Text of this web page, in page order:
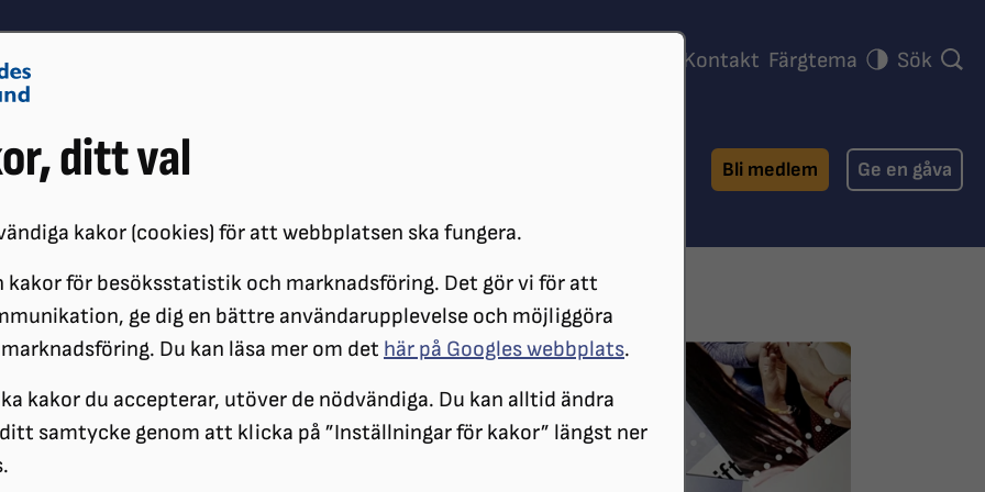
ditt val
kakor (cookies) för att webbplatsen ska fungera.
kakor för besöksstatistik och marknadsföring. Det gör vi för att
ge dig en bättre användarupplevelse och möjliggöra
Du kan läsa mer om det här på Googles webbplats.
kakor du accepterar, utöver de nödvändiga. Du kan alltid ändra
samtycke genom att klicka på ”Inställningar för kakor” längst ner
Kontakt Färgtema Sök
Påverkansarbete
Bli medlem Ge en gåva